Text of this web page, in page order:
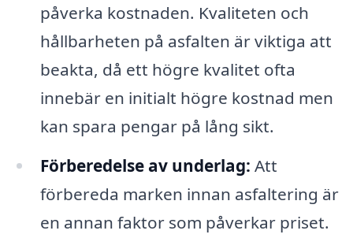
påverka kostnaden. Kvaliteten och
hållbarheten på asfalten är viktiga att
beakta, då ett högre kvalitet ofta
innebär en initialt högre kostnad men
kan spara pengar på lång sikt.
Förberedelse av underlag: Att
förbereda marken innan asfaltering är
en annan faktor som påverkar priset.